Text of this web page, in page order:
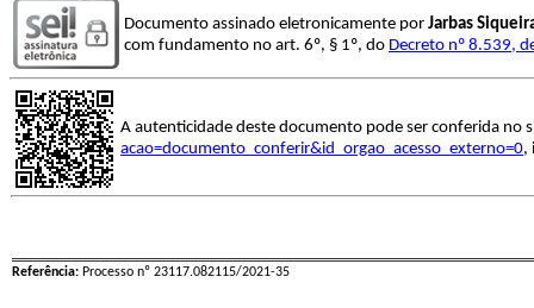
Documento assinado eletronicamente por Jarbas
com fundamento no art. 6º, § 1º, do Decreto nº 8.539,
A autenticidade deste documento pode ser conferida no
acao=documento_conferir&id_orgao_acesso_externo=0,
Referência: Processo nº 23117.082115/2021-35